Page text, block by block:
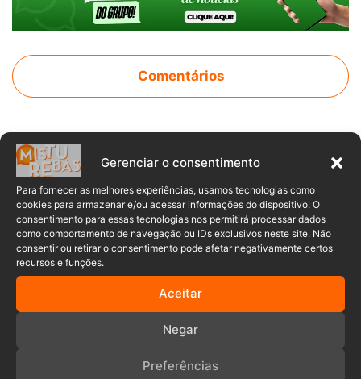
Gerenciar o consentimento
Para fornecer as melhores experiências, usamos tecnologias como
cookies para armazenar e/ou acessar informações do dispositivo. O
consentimento para essas tecnologias nos permitirá processar dados
como comportamento de navegação ou IDs exclusivos neste site. Não
consentir ou retirar o consentimento pode afetar negativamente certos
recursos e funções.
Aceitar
Negar
Preferências
Comentários